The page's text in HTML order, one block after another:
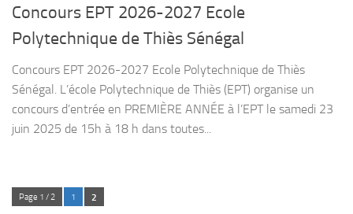
Concours EPT 2026-2027 Ecole
Polytechnique de Thiès Sénégal
Concours EPT 2026-2027 Ecole Polytechnique de Thiès
Sénégal. L’école Polytechnique de Thiès (EPT) organise un
concours d’entrée en PREMIÈRE ANNÉE à l’EPT le samedi 23
juin 2025 de 15h à 18 h dans toutes...
Page 1 / 2 1 2